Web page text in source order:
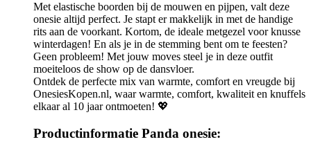
Met elastische boorden bij de mouwen en pijpen, valt deze
onesie altijd perfect. Je stapt er makkelijk in met de handige
rits aan de voorkant. Kortom, de ideale metgezel voor knusse
winterdagen! En als je in de stemming bent om te feesten?
Geen probleem! Met jouw moves steel je in deze outfit
moeiteloos de show op de dansvloer.
Ontdek de perfecte mix van warmte, comfort en vreugde bij
OnesiesKopen.nl, waar warmte, comfort, kwaliteit en knuffels
elkaar al 10 jaar ontmoeten! 💖
Productinformatie Panda onesie: